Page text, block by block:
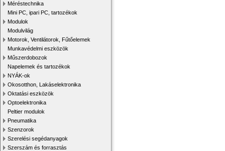
Méréstechnika
Mini PC, ipari PC, tartozékok
Modulok
Modulvilág
Motorok, Ventilátorok, Fűtőelemek
Munkavédelmi eszközök
Műszerdobozok
Napelemek és tartozékok
NYÁK-ok
Okosotthon, Lakáselektronika
Oktatási eszközök
Optoelektronika
Peltier modulok
Pneumatika
Szenzorok
Szerelési segédanyagok
Szerszám és forrasztás